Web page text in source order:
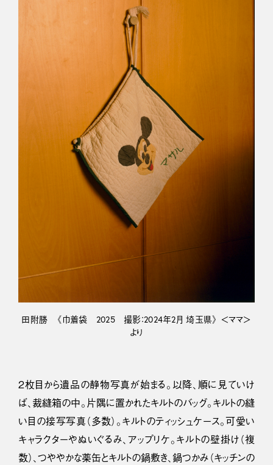
田附勝 《巾着袋 2025 撮影：2024年2月 埼玉県》 ＜ママ＞
より
２枚目から遺品の静物写真が始まる。以降、順に見ていけ
ば、裁縫箱の中。片隅に置かれたキルトのバッグ。キルトの縫
い目の接写写真（多数）。キルトのティッシュケース。可愛い
キャラクターやぬいぐるみ、アップリケ。キルトの壁掛け（複
数）、つややかな薬缶とキルトの鍋敷き、鍋つかみ（キッチンの